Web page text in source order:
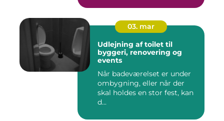
03. mar
Udlejning af toilet til
byggeri, renovering og
events
Når badeværelset er under
ombygning, eller når der
skal holdes en stor fest, kan
d...